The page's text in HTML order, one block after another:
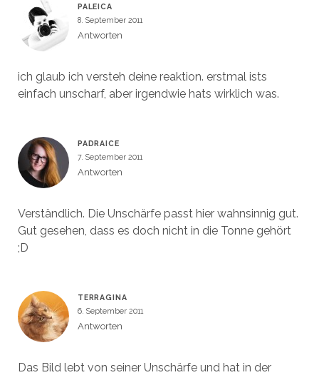
PALEICA
8. September 2011
Antworten
ich glaub ich versteh deine reaktion. erstmal ists
einfach unscharf, aber irgendwie hats wirklich was.
PADRAICE
7. September 2011
Antworten
Verständlich. Die Unschärfe passt hier wahnsinnig gut.
Gut gesehen, dass es doch nicht in die Tonne gehört
;D
TERRAGINA
6. September 2011
Antworten
Das Bild lebt von seiner Unschärfe und hat in der